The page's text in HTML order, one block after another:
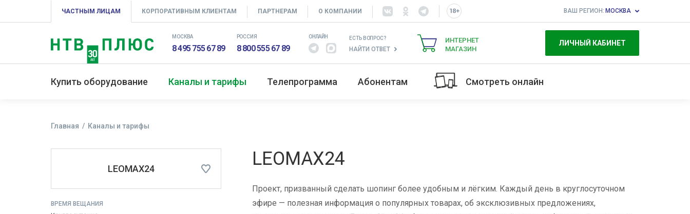
ЧАСТНЫМ ЛИЦАМ КОРПОРАТИВНЫМ КЛИЕНТАМ ПАРТНЕРАМ О КОМПАНИИ ВАШ РЕГИОН: МОСКВА
МОСКВА
8 495 755 67 89
РОССИЯ
8 800 555 67 89
ОНЛАЙН ЕСТЬ ВОПРОС?
НАЙТИ ОТВЕТ
ИНТЕРНЕТ
МАГАЗИН
ЛИЧНЫЙ КАБИНЕТ
Купить оборудование Каналы и тарифы Телепрограмма Абонентам Смотреть онлайн
Главная Каналы и тарифы
LEOMAX24
ВРЕМЯ ВЕЩАНИЯ
LEOMAX24
Проект, призванный сделать шопинг более удобным и лёгким. Каждый день в круглосуточном
эфире — полезная информация о популярных товарах, об эксклюзивныx предложенияx,